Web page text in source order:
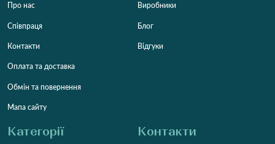
Про нас
Співпраця
Контакти
Оплата та доставка
Обмін та повернення
Мапа сайту
Виробники
Блог
Відгуки
Категорії Контакти